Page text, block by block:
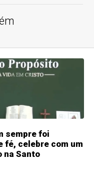
sempre foi
fé, celebre com um
na Santo